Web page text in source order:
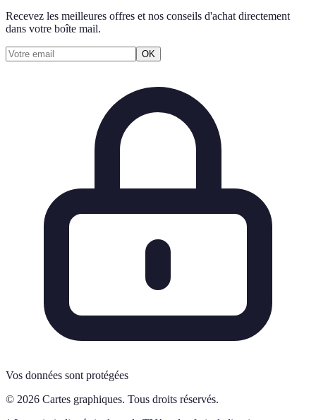
Recevez les meilleures offres et nos conseils d'achat directement
dans votre boîte mail.
OK
Vos données sont protégées
© 2026 Cartes graphiques. Tous droits réservés.